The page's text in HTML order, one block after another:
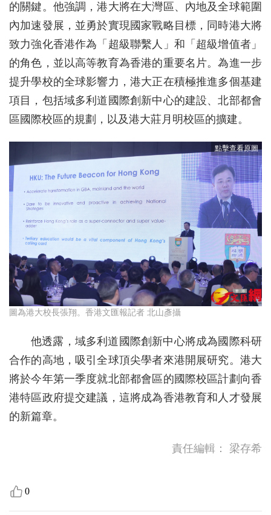
的關鍵。他強調，港大將在大灣區、內地及全球範圍
內加速發展，並勇於實現國家戰略目標，同時港大將
致力強化香港作為「超級聯繫人」和「超級增值者」
的角色，並以高等教育為香港的重要名片。為進一步
提升學校的全球影響力，港大正在積極推進多個基建
項目，包括域多利道國際創新中心的建設、北部都會
區國際校區的規劃，以及港大莊月明校區的擴建。
圖為港大校長張翔。香港文匯報記者 北山彥攝
他透露，域多利道國際創新中心將成為國際科研
合作的高地，吸引全球頂尖學者來港開展研究。港大
將於今年第一季度就北部都會區的國際校區計劃向香
港特區政府提交建議，這將成為香港教育和人才發展
的新篇章。
責任編輯： 梁存希
0